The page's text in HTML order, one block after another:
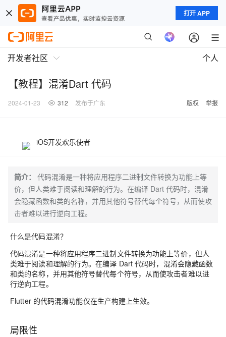
打开 APP
开发者社区 个人
【教程】混淆Dart 代码
2024-01-23 312 发布于广东 版权 举报
iOS开发欢乐使者
简介：
代码混淆是一种将应用程序二进制文件转换为功能上等
价，但人类难于阅读和理解的行为。在编译 Dart 代码时，混淆
会隐藏函数和类的名称，并用其他符号替代每个符号，从而使攻
击者难以进行逆向工程。
什么是代码混淆？
代码混淆是一种将应用程序二进制文件转换为功能上等价，但人
类难于阅读和理解的行为。在编译 Dart 代码时，混淆会隐藏函数
和类的名称，并用其他符号替代每个符号，从而使攻击者难以进
行逆向工程。
Flutter 的代码混淆功能仅在生产构建上生效。
局限性